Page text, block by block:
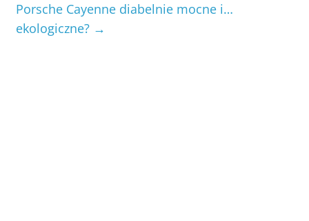
Porsche Cayenne diabelnie mocne i…
ekologiczne? →